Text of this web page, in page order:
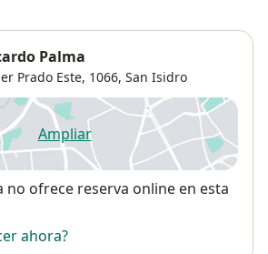
Palma
Prado Este, 1066, San Isidro
Ampliarse abre en una nueva
no ofrece reserva online en esta
ahora?